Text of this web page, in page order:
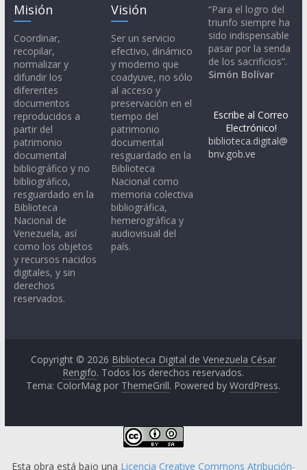
Misión
Coordinar,
recopilar,
normalizar y
difundir los
diferentes
documentos
reproducidos a
partir del
patrimonio
documental
bibliográfico y no
bibliográfico,
resguardado en la
Biblioteca
Nacional de
Venezuela, así
como los objetos
y recursos nacidos
digitales, y sin
derechos
reservados.
Visión
Ser un servicio
efectivo, dinámico
y moderno que
coadyuve, no sólo
al acceso y
preservación en el
tiempo del
patrimonio
documental
resguardado en la
Biblioteca
Nacional como
memoria colectiva
bibliográfica,
hemerográfica y
audiovisual del
país.
“Para el logro del
triunfo siempre ha
sido indispensable
pasar por la senda
de los sacrificios”.
Simón Bolívar
Escribe al Correo
Electrónico!
biblioteca.digital@
bnv.gob.ve
Copyright © 2026 Biblioteca Digital de Venezuela César
Rengifo. Todos los derechos reservados.
Tema: ColorMag por ThemeGrill. Powered byWordPress.
Esta obra está bajo una Licencia Creative Commons Atribución-